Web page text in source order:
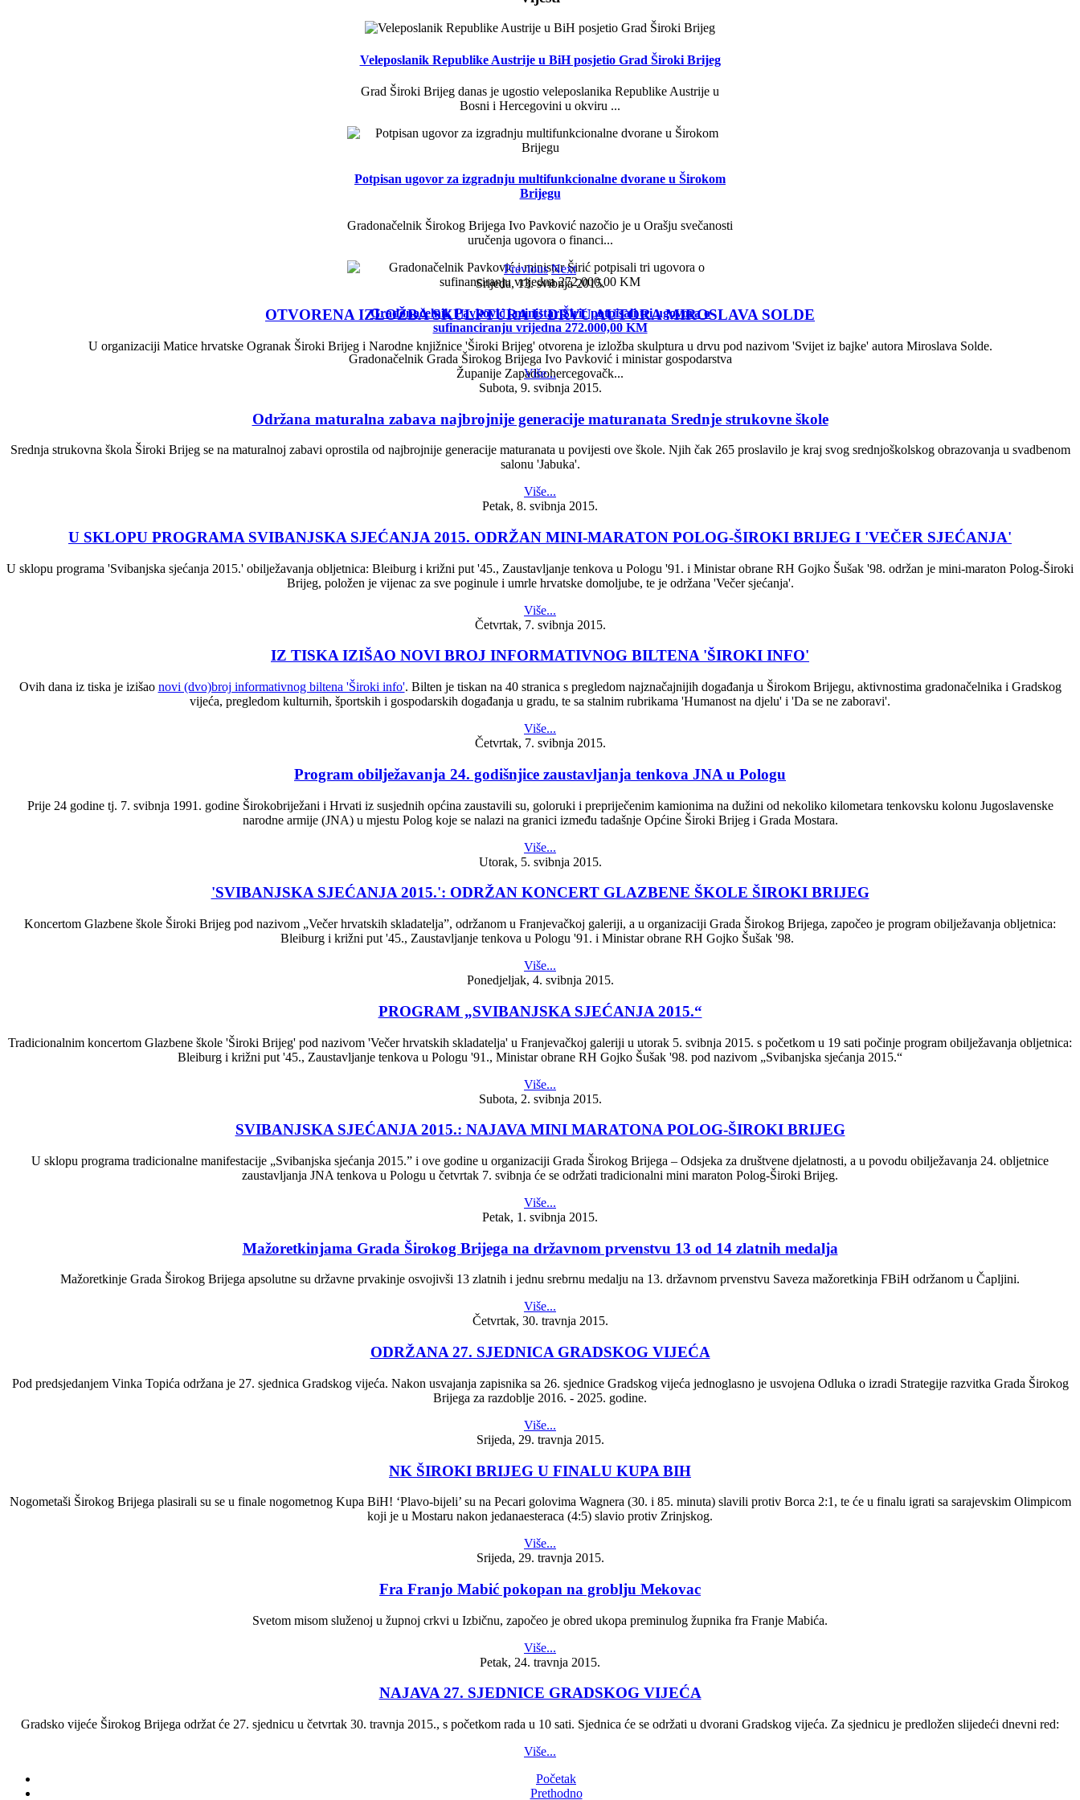
Veleposlanik Republike Austrije u BiH posjetio Grad Široki Brijeg
Grad Široki Brijeg danas je ugostio veleposlanika Republike Austrije u
Bosni i Hercegovini u okviru ...
Potpisan ugovor za izgradnju multifunkcionalne dvorane u Širokom
Brijegu
Gradonačelnik Širokog Brijega Ivo Pavković nazočio je u Orašju svečanosti
uručenja ugovora o financi...
Gradonačelnik Pavković i ministar Širić potpisali tri ugovora o
sufinanciranju vrijedna 272.000,00 KM
Gradonačelnik Grada Širokog Brijega Ivo Pavković i ministar gospodarstva
Županije Zapadnohercegovačk...
Previous Next
Srijeda, 13. svibnja 2015.
OTVORENA IZLOŽBA SKULPTURA U DRVU AUTORA MIROSLAVA SOLDE
U organizaciji Matice hrvatske Ogranak Široki Brijeg i Narodne knjižnice 'Široki Brijeg' otvorena je izložba skulptura u drvu pod nazivom 'Svijet iz bajke' autora Miroslava Solde.
Više...
Subota, 9. svibnja 2015.
Održana maturalna zabava najbrojnije generacije maturanata Srednje strukovne škole
Srednja strukovna škola Široki Brijeg se na maturalnoj zabavi oprostila od najbrojnije generacije maturanata u povijesti ove škole. Njih čak 265 proslavilo je kraj svog srednjoškolskog obrazovanja u svadbenom
salonu 'Jabuka'.
Više...
Petak, 8. svibnja 2015.
U SKLOPU PROGRAMA SVIBANJSKA SJEĆANJA 2015. ODRŽAN MINI-MARATON POLOG-ŠIROKI BRIJEG I 'VEČER SJEĆANJA'
U sklopu programa 'Svibanjska sjećanja 2015.' obilježavanja obljetnica: Bleiburg i križni put '45., Zaustavljanje tenkova u Pologu '91. i Ministar obrane RH Gojko Šušak '98. održan je mini-maraton Polog-Široki
Brijeg, položen je vijenac za sve poginule i umrle hrvatske domoljube, te je održana 'Večer sjećanja'.
Više...
Četvrtak, 7. svibnja 2015.
IZ TISKA IZIŠAO NOVI BROJ INFORMATIVNOG BILTENA 'ŠIROKI INFO'
Ovih dana iz tiska je izišao novi (dvo)broj informativnog biltena 'Široki info'. Bilten je tiskan na 40 stranica s pregledom najznačajnijih događanja u Širokom Brijegu, aktivnostima gradonačelnika i Gradskog
vijeća, pregledom kulturnih, športskih i gospodarskih događanja u gradu, te sa stalnim rubrikama 'Humanost na djelu' i 'Da se ne zaboravi'.
Više...
Četvrtak, 7. svibnja 2015.
Program obilježavanja 24. godišnjice zaustavljanja tenkova JNA u Pologu
Prije 24 godine tj. 7. svibnja 1991. godine Širokobriježani i Hrvati iz susjednih općina zaustavili su, goloruki i prepriječenim kamionima na dužini od nekoliko kilometara tenkovsku kolonu Jugoslavenske
narodne armije (JNA) u mjestu Polog koje se nalazi na granici između tadašnje Općine Široki Brijeg i Grada Mostara.
Više...
Utorak, 5. svibnja 2015.
'SVIBANJSKA SJEĆANJA 2015.': ODRŽAN KONCERT GLAZBENE ŠKOLE ŠIROKI BRIJEG
Koncertom Glazbene škole Široki Brijeg pod nazivom „Večer hrvatskih skladatelja”, održanom u Franjevačkoj galeriji, a u organizaciji Grada Širokog Brijega, započeo je program obilježavanja obljetnica:
Bleiburg i križni put '45., Zaustavljanje tenkova u Pologu '91. i Ministar obrane RH Gojko Šušak '98.
Više...
Ponedjeljak, 4. svibnja 2015.
PROGRAM „SVIBANJSKA SJEĆANJA 2015.“
Tradicionalnim koncertom Glazbene škole 'Široki Brijeg' pod nazivom 'Večer hrvatskih skladatelja' u Franjevačkoj galeriji u utorak 5. svibnja 2015. s početkom u 19 sati počinje program obilježavanja obljetnica:
Bleiburg i križni put '45., Zaustavljanje tenkova u Pologu '91., Ministar obrane RH Gojko Šušak '98. pod nazivom „Svibanjska sjećanja 2015.“
Više...
Subota, 2. svibnja 2015.
SVIBANJSKA SJEĆANJA 2015.: NAJAVA MINI MARATONA POLOG-ŠIROKI BRIJEG
U sklopu programa tradicionalne manifestacije „Svibanjska sjećanja 2015.” i ove godine u organizaciji Grada Širokog Brijega – Odsjeka za društvene djelatnosti, a u povodu obilježavanja 24. obljetnice
zaustavljanja JNA tenkova u Pologu u četvrtak 7. svibnja će se održati tradicionalni mini maraton Polog-Široki Brijeg.
Više...
Petak, 1. svibnja 2015.
Mažoretkinjama Grada Širokog Brijega na državnom prvenstvu 13 od 14 zlatnih medalja
Mažoretkinje Grada Širokog Brijega apsolutne su državne prvakinje osvojivši 13 zlatnih i jednu srebrnu medalju na 13. državnom prvenstvu Saveza mažoretkinja FBiH održanom u Čapljini.
Više...
Četvrtak, 30. travnja 2015.
ODRŽANA 27. SJEDNICA GRADSKOG VIJEĆA
Pod predsjedanjem Vinka Topića održana je 27. sjednica Gradskog vijeća. Nakon usvajanja zapisnika sa 26. sjednice Gradskog vijeća jednoglasno je usvojena Odluka o izradi Strategije razvitka Grada Širokog
Brijega za razdoblje 2016. - 2025. godine.
Više...
Srijeda, 29. travnja 2015.
NK ŠIROKI BRIJEG U FINALU KUPA BIH
Nogometaši Širokog Brijega plasirali su se u finale nogometnog Kupa BiH! ‘Plavo-bijeli’ su na Pecari golovima Wagnera (30. i 85. minuta) slavili protiv Borca 2:1, te će u finalu igrati sa sarajevskim Olimpicom
koji je u Mostaru nakon jedanaesteraca (4:5) slavio protiv Zrinjskog.
Više...
Srijeda, 29. travnja 2015.
Fra Franjo Mabić pokopan na groblju Mekovac
Svetom misom služenoj u župnoj crkvi u Izbičnu, započeo je obred ukopa preminulog župnika fra Franje Mabića.
Više...
Petak, 24. travnja 2015.
NAJAVA 27. SJEDNICE GRADSKOG VIJEĆA
Gradsko vijeće Širokog Brijega održat će 27. sjednicu u četvrtak 30. travnja 2015., s početkom rada u 10 sati. Sjednica će se održati u dvorani Gradskog vijeća. Za sjednicu je predložen slijedeći dnevni red:
Više...
Početak
Prethodno